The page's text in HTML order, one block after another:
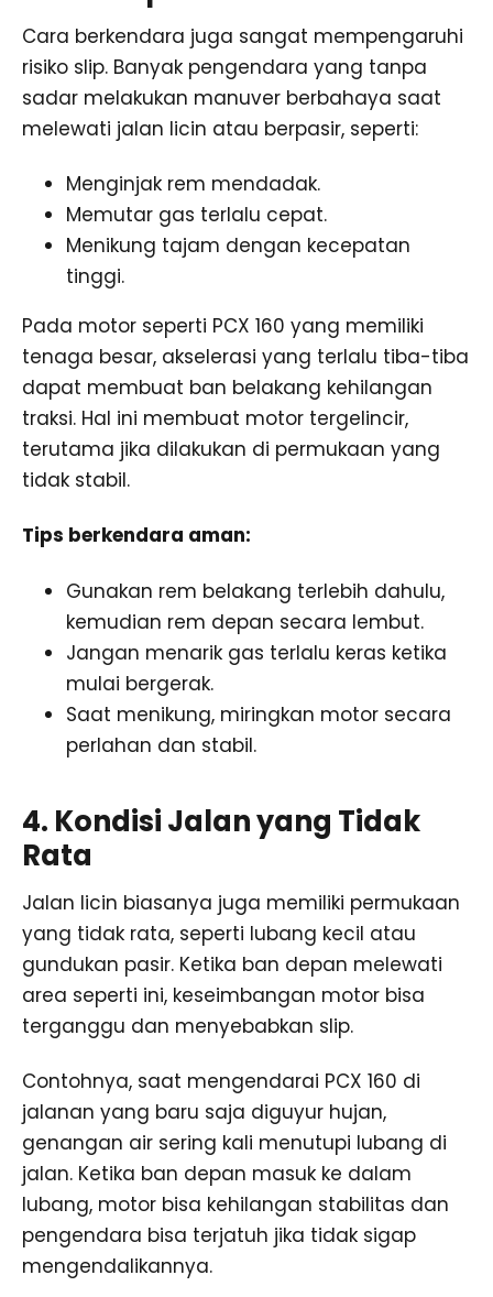
Cara berkendara juga sangat mempengaruhi
risiko slip. Banyak pengendara yang tanpa
sadar melakukan manuver berbahaya saat
melewati jalan licin atau berpasir, seperti:
Menginjak rem mendadak.
Memutar gas terlalu cepat.
Menikung tajam dengan kecepatan
tinggi.
Pada motor seperti PCX 160 yang memiliki
tenaga besar, akselerasi yang terlalu tiba-tiba
dapat membuat ban belakang kehilangan
traksi. Hal ini membuat motor tergelincir,
terutama jika dilakukan di permukaan yang
tidak stabil.
Tips berkendara aman:
Gunakan rem belakang terlebih dahulu,
kemudian rem depan secara lembut.
Jangan menarik gas terlalu keras ketika
mulai bergerak.
Saat menikung, miringkan motor secara
perlahan dan stabil.
4. Kondisi Jalan yang Tidak
Rata
Jalan licin biasanya juga memiliki permukaan
yang tidak rata, seperti lubang kecil atau
gundukan pasir. Ketika ban depan melewati
area seperti ini, keseimbangan motor bisa
terganggu dan menyebabkan slip.
Contohnya, saat mengendarai PCX 160 di
jalanan yang baru saja diguyur hujan,
genangan air sering kali menutupi lubang di
jalan. Ketika ban depan masuk ke dalam
lubang, motor bisa kehilangan stabilitas dan
pengendara bisa terjatuh jika tidak sigap
mengendalikannya.